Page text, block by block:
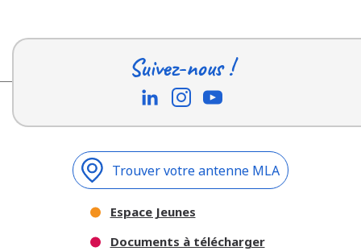
Suivez-nous !
Trouver votre antenne MLA
Espace Jeunes
Documents à télécharger